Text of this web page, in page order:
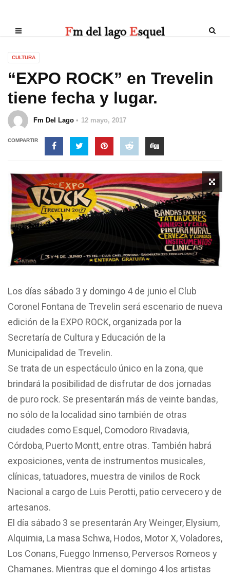
CULTURA
“EXPO ROCK” en Trevelin
tiene fecha y lugar.
Fm Del Lago 12 mayo, 2017
COMPARTIR
Los días sábado 3 y domingo 4 de junio el Club
Coronel Fontana de Trevelin será escenario de nueva
edición de la EXPO ROCK, organizada por la
Secretaría de Cultura y Educación de la
Municipalidad de Trevelin.
Se trata de un espectáculo único en la zona, que
brindará la posibilidad de disfrutar de dos jornadas
de puro rock. Se presentarán más de veinte bandas,
no sólo de la localidad sino también de otras
ciudades como Esquel, Comodoro Rivadavia,
Córdoba, Puerto Montt, entre otras. También habrá
exposiciones, venta de instrumentos musicales,
clínicas, tatuadores, muestra de vinilos de Rock
Nacional a cargo de Luis Perotti, patio cervecero y de
artesanos.
El día sábado 3 se presentarán Ary Weinger, Elysium,
Alquimia, La masa Schwa, Hodos, Motor X, Voladores,
Los Conans, Fueggo Inmenso, Perversos Romeos y
Chamanes. Mientras que el domingo 4 los artistas